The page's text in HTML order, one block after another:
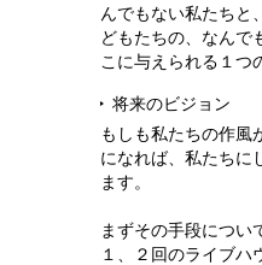
んでもない私たちと
どもたちの、なんで
こに与えられる１つ
将来のビジョン
もしも私たちの作風
になれば、私たちに
ます。
まずその手段につい
１、２回のライブハ